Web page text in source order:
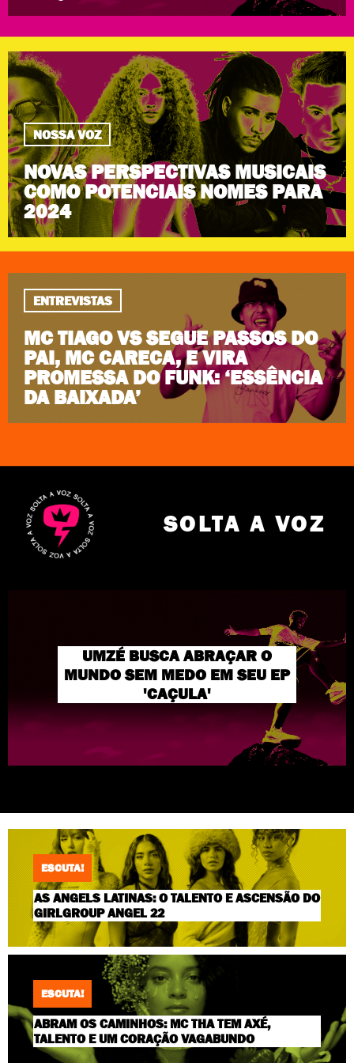
NOSSA VOZ
NOVAS PERSPECTIVAS MUSICAIS
COMO POTENCIAIS NOMES PARA
2024
ENTREVISTAS
MC TIAGO VS SEGUE PASSOS DO
PAI, MC CARECA, E VIRA
PROMESSA DO FUNK: ‘ESSÊNCIA
DA BAIXADA’
SOLTA A VOZ
UMZÉ BUSCA ABRAÇAR O
MUNDO SEM MEDO EM SEU EP
'CAÇULA'
ESCUTA!
AS ANGELS LATINAS: O TALENTO E ASCENSÃO DO
GIRLGROUP ANGEL 22
ESCUTA!
ABRAM OS CAMINHOS: MC THA TEM AXÉ,
TALENTO E UM CORAÇÃO VAGABUNDO